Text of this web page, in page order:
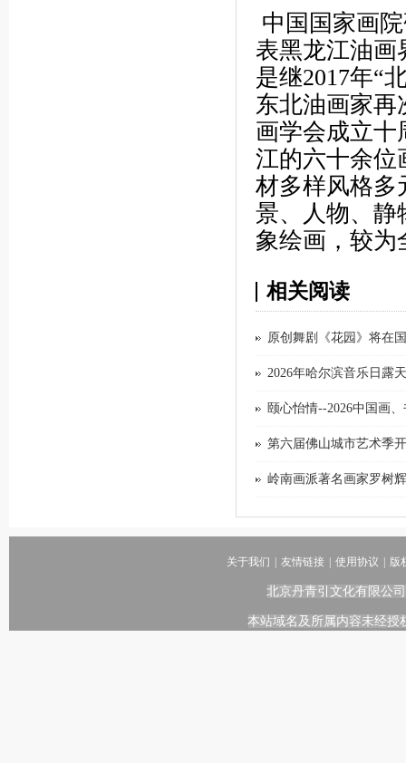
中国国家画
表黑龙江油画
是继2017年“
东北油画家再
画学会成立十
江的六十余位
材多样风格多
景、人物、静
象绘画，较为
相关阅读
原创舞剧《花园》将在
2026年哈尔滨音乐日露
颐心怡情--2026中国画
第六届佛山城市艺术季
岭南画派著名画家罗树
关于我们 友情链接 使用协议 版
北京丹青引文化有限公
本站域名及所属内容未经授